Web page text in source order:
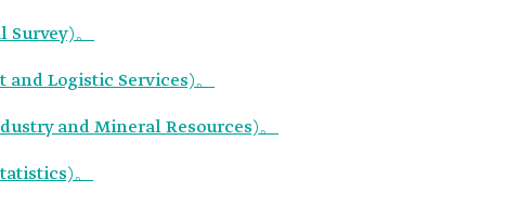
。
Logistic Services)。
and Mineral Resources)。
。